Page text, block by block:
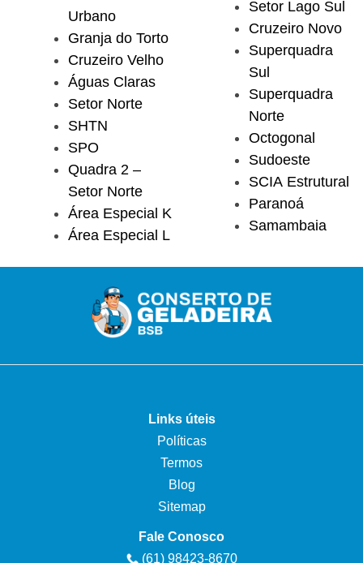
Urbano
Granja do Torto
Cruzeiro Velho
Águas Claras
Setor Norte
SHTN
SPO
Quadra 2 –
Setor Norte
Área Especial K
Área Especial L
Setor Lago Sul
Cruzeiro Novo
Superquadra
Sul
Superquadra
Norte
Octogonal
Sudoeste
SCIA Estrutural
Paranoá
Samambaia
Links úteis
Políticas
Termos
Blog
Sitemap
Fale Conosco
(61) 98423-8670